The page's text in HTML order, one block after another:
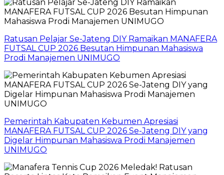
Ratusan Pelajar Se-Jateng DIY Ramaikan MANAFERA
FUTSAL CUP 2026 Besutan Himpunan Mahasiswa
Prodi Manajemen UNIMUGO
Pemerintah Kabupaten Kebumen Apresiasi
MANAFERA FUTSAL CUP 2026 Se-Jateng DIY yang
Digelar Himpunan Mahasiswa Prodi Manajemen
UNIMUGO